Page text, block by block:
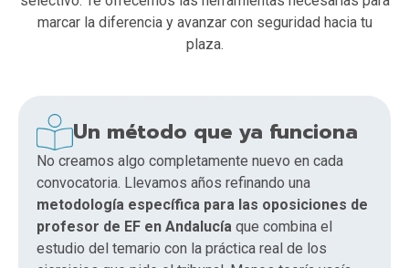
marcar la diferencia y avanzar con seguridad hacia tu
plaza.
Un método que ya funciona
No creamos algo completamente nuevo en cada
convocatoria. Llevamos años refinando una
metodología específica para las oposiciones de
profesor de EF en Andalucía que combina el
estudio del temario con la práctica real de los